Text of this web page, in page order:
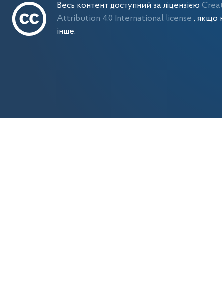
Весь контент доступний за ліцензією
Attribution 4.0 International license , якщо
інше.